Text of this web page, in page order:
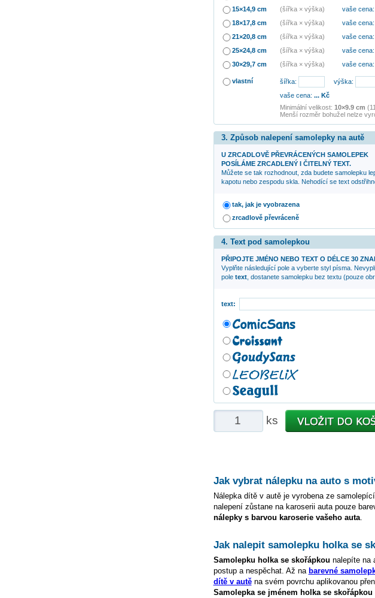
15×14,9 cm
(šířka × výška) vaše cena:
18×17,8 cm
(šířka × výška) vaše cena:
21×20,8 cm
(šířka × výška) vaše cena:
25×24,8 cm
(šířka × výška) vaše cena:
30×29,7 cm
(šířka × výška) vaše cena:
vlastní šířka: výška:
vaše cena: ...Kč
Minimální velikost: 10×9.9 cm
Menší rozměr bohužel nelze
3. Způsob nalepení samolepky na autě
U ZRCADLOVĚ PŘEVRÁCENÝCH SAMOLEPEK
POSÍLÁME ZRCADLENÝ I ČITELNÝ TEXT.
Můžete se tak rozhodnout, zda budete samolepku
kapotu nebo zespodu skla. Nehodící se text
tak, jak je vyobrazena
zrcadlově převráceně
4. Text pod samolepkou
PŘIPOJTE JMÉNO NEBO TEXT O DÉLCE 30
Vyplňte následující pole a vyberte styl písma.
pole text, dostanete samolepku bez textu (pouze
text:
ks
Jak vybrat nálepku na auto s
Nálepka dítě v autě je vyrobena ze
nalepení zůstane na karoserii auta pouze
nálepky s barvou karoserie vašeho auta.
Jak nalepit samolepku holka se
Samolepku holka se skořápkou nalepíte na
postup a nespěchat. Až na barevné
dítě v autěna svém povrchu aplikovanou
Samolepka se jménem holka se skořápkou